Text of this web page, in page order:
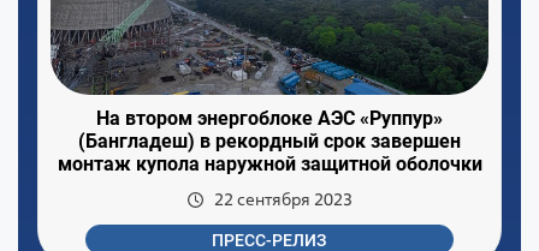
На втором энергоблоке АЭС «Руппур»
(Бангладеш) в рекордный срок завершен
монтаж купола наружной защитной оболочки
22 сентября 2023
ПРЕСС-РЕЛИЗ